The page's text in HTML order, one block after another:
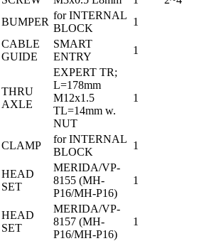
BUMPER
for INTERNAL
BLOCK
1
CABLE
GUIDE
SMART
ENTRY
1
THRU
AXLE
EXPERT TR;
L=178mm
M12x1.5
TL=14mm w.
NUT
1
CLAMP
for INTERNAL
BLOCK
1
HEAD
SET
MERIDA/VP-
8155 (MH-
P16/MH-P16)
1
HEAD
SET
MERIDA/VP-
8157 (MH-
P16/MH-P16)
1